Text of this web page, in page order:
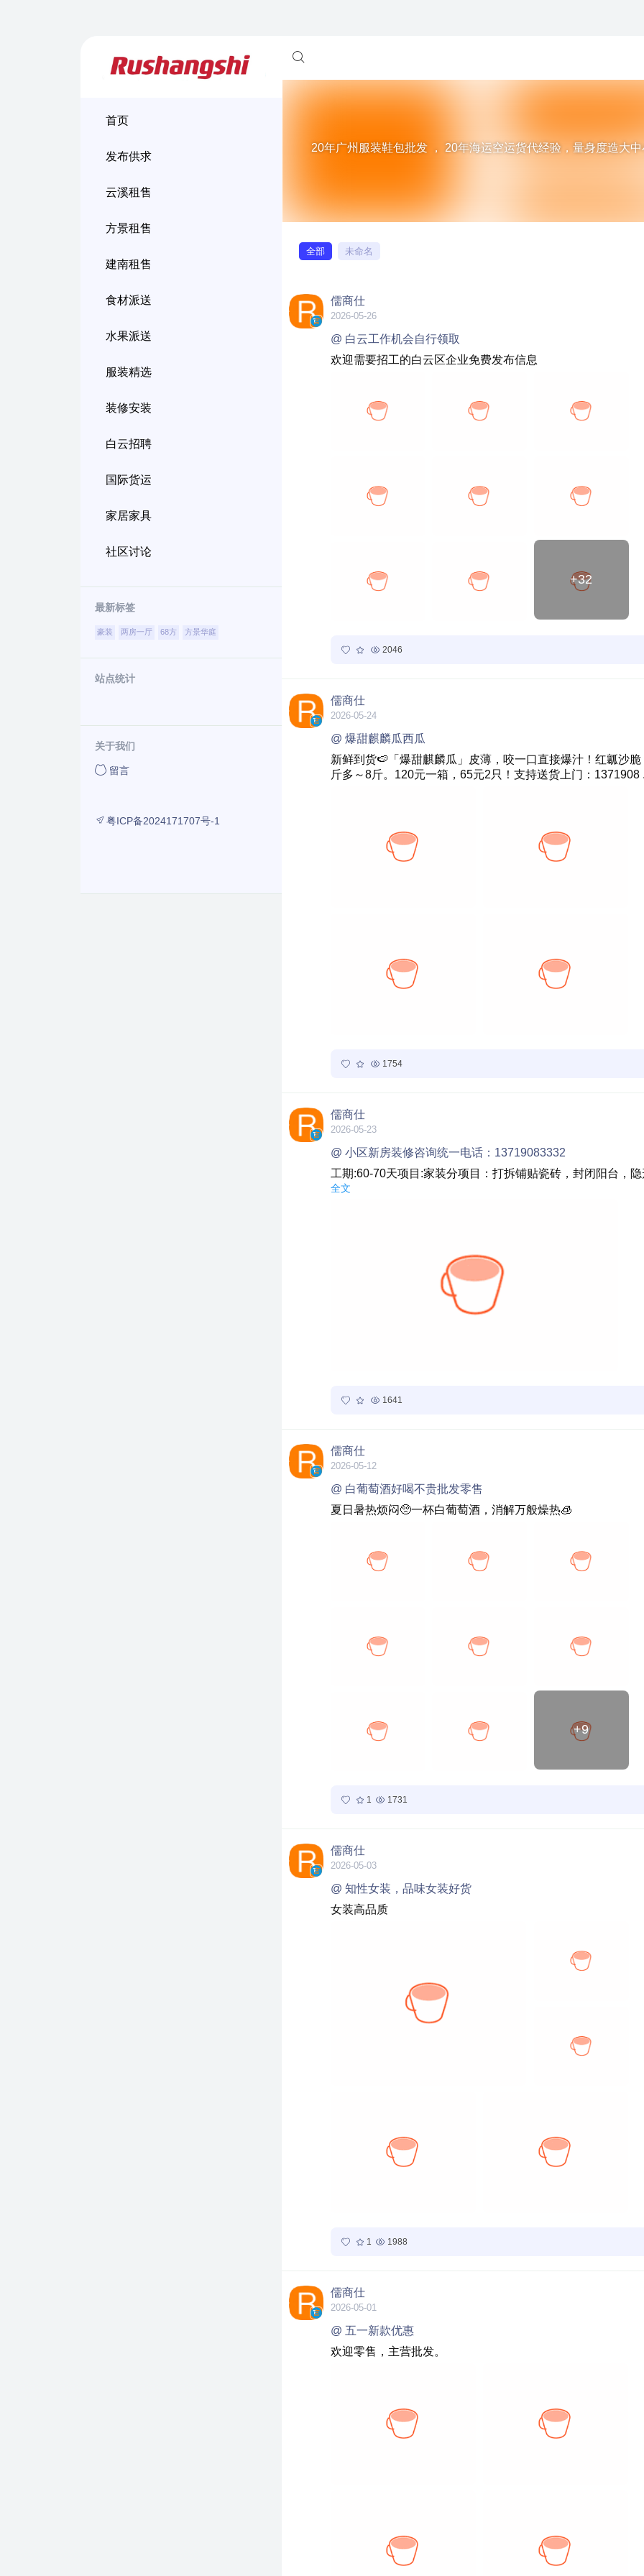
首页
发布供求
云溪租售
方景租售
建南租售
食材派送
水果派送
服装精选
装修安装
白云招聘
国际货运
家居家具
社区讨论
最新标签
豪装 两房一厅 68方 方景华庭
站点统计
关于我们
留言
粤ICP备2024171707号-1
20年广州服装鞋包批发 ， 20年海运空运货代经验，量身度造大
全部 未命名
儒商仕
2026-05-26
@ 白云工作机会自行领取
欢迎需要招工的白云区企业免费发布信息
+32
2046
儒商仕
2026-05-24
@ 爆甜麒麟瓜西瓜
新鲜到货🍉「爆甜麒麟瓜」皮薄，咬一口直接爆汁！红瓤沙
斤多～8斤。120元一箱，65元2只！支持送货上门：1371908
1754
儒商仕
2026-05-23
@ 小区新房装修咨询统一电话：13719083332
工期:60-70天项目:家装分项目：打拆铺贴瓷砖，封闭阳台
全文
1641
儒商仕
2026-05-12
@ 白葡萄酒好喝不贵批发零售
夏日暑热烦闷🥺一杯白葡萄酒，消解万般燥热🧊
+9
1 1731
儒商仕
2026-05-03
@ 知性女装，品味女装好货
女装高品质
1 1988
儒商仕
2026-05-01
@ 五一新款优惠
欢迎零售，主营批发。